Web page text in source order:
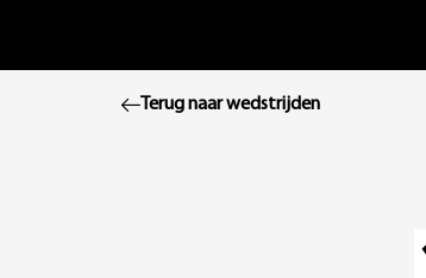
Terug naar wedstrijden